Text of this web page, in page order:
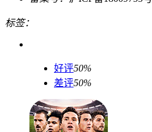
标签：
好评50%
差评50%